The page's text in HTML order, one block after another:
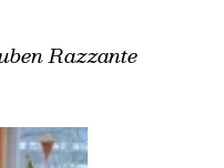
Razzante